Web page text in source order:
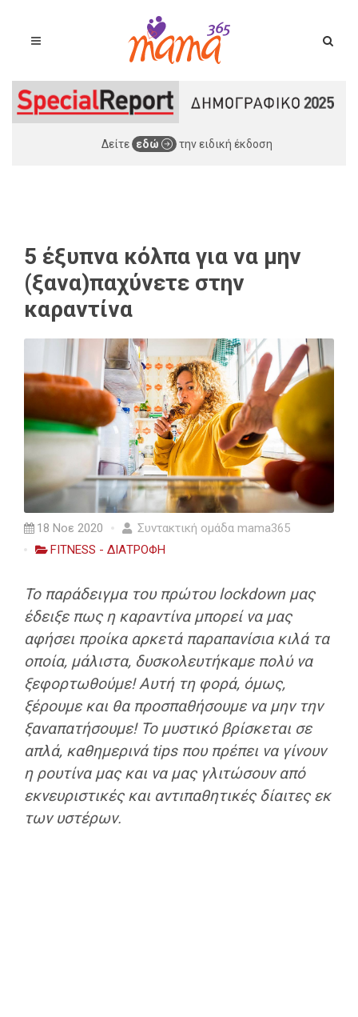
Δείτε εδώ την ειδική έκδοση
5 έξυπνα κόλπα για να μην
(ξανα)παχύνετε στην
καραντίνα
18 Νοε 2020
Συντακτική ομάδα mama365
FITNESS - ΔΙΑΤΡΟΦΗ
Το παράδειγμα του πρώτου lockdown μας
έδειξε πως η καραντίνα μπορεί να μας
αφήσει προίκα αρκετά παραπανίσια κιλά τα
οποία, μάλιστα, δυσκολευτήκαμε πολύ να
ξεφορτωθούμε! Αυτή τη φορά, όμως,
ξέρουμε και θα προσπαθήσουμε να μην την
ξαναπατήσουμε! Το μυστικό βρίσκεται σε
απλά, καθημερινά tips που πρέπει να γίνουν
η ρουτίνα μας και να μας γλιτώσουν από
εκνευριστικές και αντιπαθητικές δίαιτες εκ
των υστέρων.